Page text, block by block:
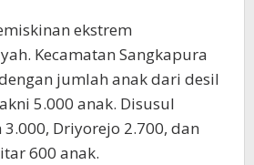
ekstrem
Kecamatan Sangkapura
jumlah anak dari desil
5.000 anak. Disusul
Driyorejo 2.700, dan
600 anak.